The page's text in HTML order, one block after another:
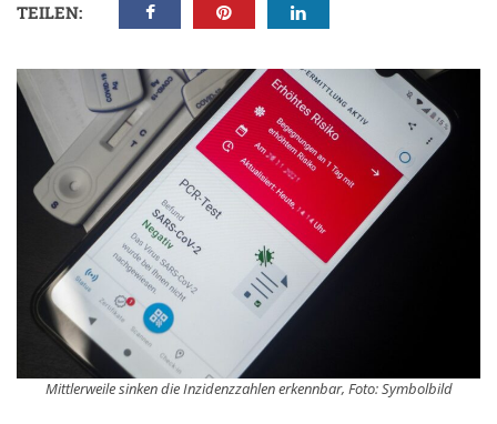
TEILEN:
Mittlerweile sinken die Inzidenzzahlen erkennbar, Foto: Symbolbild